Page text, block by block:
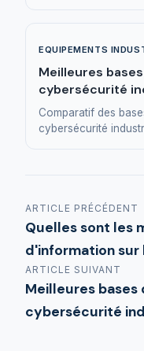
EQUIPEMENTS
Meilleures
cybersécurité
Comparatif des
cybersécurité
ARTICLE PRÉCÉDENT
Quelles sont les
d'information sur
ARTICLE SUIVANT
Meilleures
cybersécurité